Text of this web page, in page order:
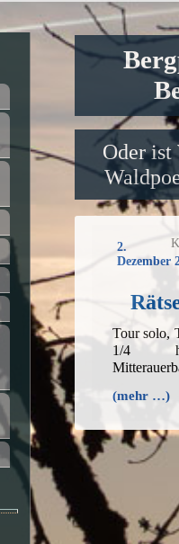
Oder ist
2.
Dezember
Tour solo,
1/4 h,
(mehr …)